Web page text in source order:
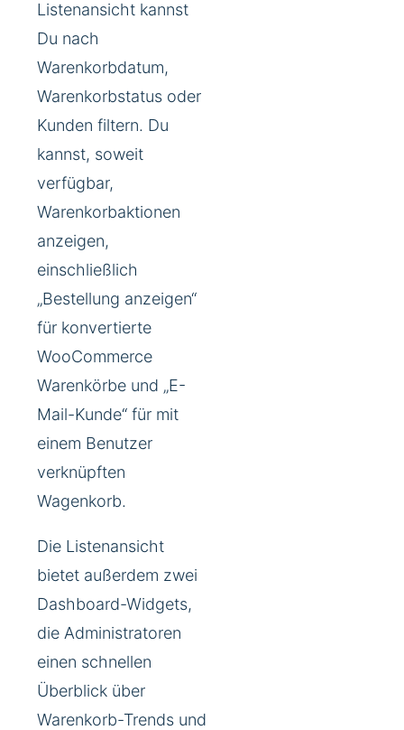
Listenansicht kannst
Du nach
Warenkorbdatum,
Warenkorbstatus oder
Kunden filtern. Du
kannst, soweit
verfügbar,
Warenkorbaktionen
anzeigen,
einschließlich
„Bestellung anzeigen“
für konvertierte
WooCommerce
Warenkörbe und „E-
Mail-Kunde“ für mit
einem Benutzer
verknüpften
Wagenkorb.
Die Listenansicht
bietet außerdem zwei
Dashboard-Widgets,
die Administratoren
einen schnellen
Überblick über
Warenkorb-Trends und